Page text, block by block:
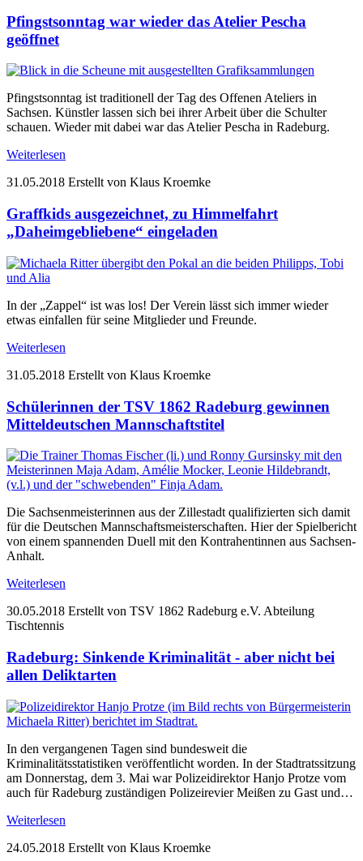
Pfingstsonntag war wieder das Atelier Pescha
geöffnet
Pfingstsonntag ist traditionell der Tag des Offenen Ateliers in
Sachsen. Künstler lassen sich bei ihrer Arbeit über die Schulter
schauen. Wieder mit dabei war das Atelier Pescha in Radeburg.
Weiterlesen
31.05.2018 Erstellt von Klaus Kroemke
Graffkids ausgezeichnet, zu Himmelfahrt
„Daheimgebliebene“ eingeladen
In der „Zappel“ ist was los! Der Verein lässt sich immer wieder
etwas einfallen für seine Mitglieder und Freunde.
Weiterlesen
31.05.2018 Erstellt von Klaus Kroemke
Schülerinnen der TSV 1862 Radeburg gewinnen
Mitteldeutschen Mannschaftstitel
Die Sachsenmeisterinnen aus der Zillestadt qualifizierten sich damit
für die Deutschen Mannschaftsmeisterschaften. Hier der Spielbericht
von einem spannenden Duell mit den Kontrahentinnen aus Sachsen-
Anhalt.
Weiterlesen
30.05.2018 Erstellt von TSV 1862 Radeburg e.V. Abteilung
Tischtennis
Radeburg: Sinkende Kriminalität - aber nicht bei
allen Deliktarten
In den vergangenen Tagen sind bundesweit die
Kriminalitätsstatistiken veröffentlicht worden. In der Stadtratssitzung
am Donnerstag, dem 3. Mai war Polizeidirektor Hanjo Protze vom
auch für Radeburg zuständigen Polizeirevier Meißen zu Gast und…
Weiterlesen
24.05.2018 Erstellt von Klaus Kroemke